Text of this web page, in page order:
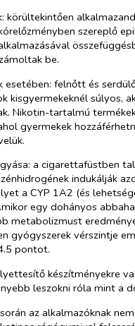
: körültekintően
szereplő
be.
esetében: felnőtt és
kisgyermekeknél súlyos,
Nikotin-tartalmú
gyermekek
a cigarettafüstben
indukálják
a CYP 1A2 (és
egy dohányos
metabolizmust
gyógyszerek vérszintje
pontot.
készítményekre
leszokni róla mint a
az alkalmazóknak